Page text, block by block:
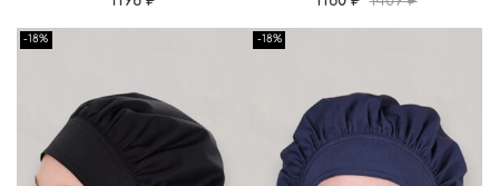
-18% -18%